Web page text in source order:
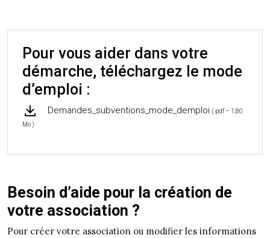
Pour vous aider dans votre
démarche, téléchargez le mode
d’emploi :
Demandes_subventions_mode_demploi ( pdf – 1,80
Mo )
Besoin d’aide pour la création de
votre association ?
Pour créer votre association ou modifier les informations